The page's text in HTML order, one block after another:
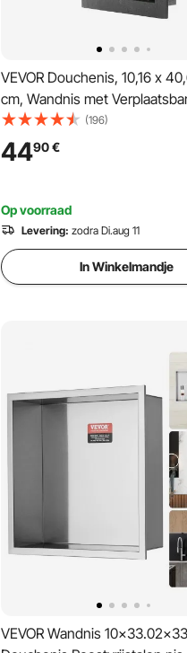
VEVOR Douchenis, 10,16 x
cm, Wandnis met
Scheidingsplank, Zeep &
Opberger, Afgedicht Ontwerp,
voor Badkamerdouche
(196)
4490€
Op voorraad
Levering: zodra Di.aug 11
In Winkelmandje
VEVOR Wandnis